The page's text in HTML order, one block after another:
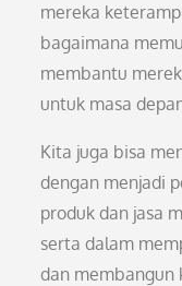
mereka
bagaimana
membantu
untuk masa
Kita juga bisa
dengan menjadi
produk dan jasa
serta dalam
dan membangun